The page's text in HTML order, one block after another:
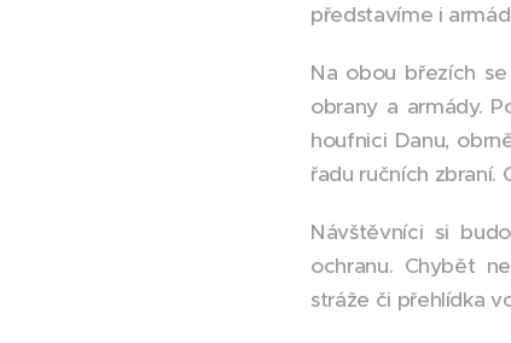
představíme i
Na obou březích
obrany a armády.
houfnici Danu,
řadu ručních zbraní.
Návštěvníci si
ochranu. Chybět
stráže či přehlídka